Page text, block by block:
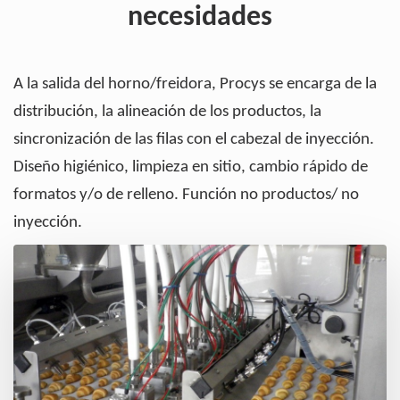
necesidades
A la salida del horno/freidora, Procys se encarga de la
distribución, la alineación de los productos, la
sincronización de las filas con el cabezal de inyección.
Diseño higiénico, limpieza en sitio, cambio rápido de
formatos y/o de relleno. Función no productos/ no
inyección.